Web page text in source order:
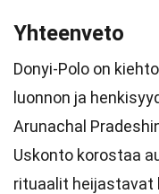
Yhteenveto
Donyi-Polo on
luonnon ja
Arunachal
Uskonto korostaa
rituaalit heijastavat